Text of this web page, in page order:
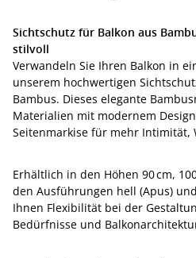
Sichtschutz für Balkon aus
stilvoll
Verwandeln Sie Ihren Balkon in
unserem hochwertigen
Bambus. Dieses elegante
Materialien mit modernem
Seitenmarkise für mehr Intimität,
Erhältlich in den Höhen 90 cm,
den Ausführungen hell (Apus)
Ihnen Flexibilität bei der
Bedürfnisse und